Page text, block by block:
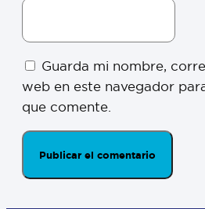
Guarda mi nombre,
web en este navegador
que comente.